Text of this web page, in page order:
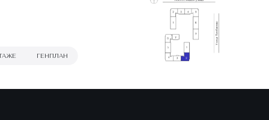
ГЕНПЛАН